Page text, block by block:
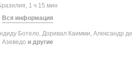
1 ч 15 мин
Вся информация
Ботело, Доривал Каимми, Александр де
Азеведо и другие